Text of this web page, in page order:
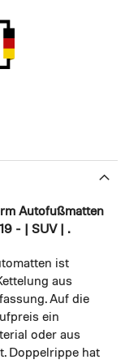
Autofußmatten
- | SUV | .
ist
aus
Auf die
ein
oder aus
Doppelrippe hat